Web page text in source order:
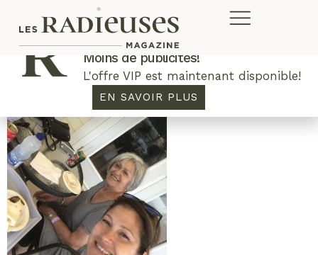
Plus de concours. Plus de rabais.
Moins de publicités!
L'offre VIP est maintenant disponible!
EN SAVOIR PLUS